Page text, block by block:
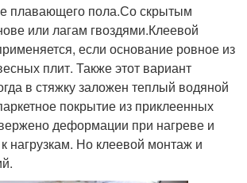
плавающего пола.Со скрытым
или лагам гвоздями.Клеевой
если основание ровное из
плит. Также этот вариант
в стяжку заложен теплый водяной
покрытие из приклеенных
деформации при нагреве и
нагрузкам. Но клеевой монтаж и